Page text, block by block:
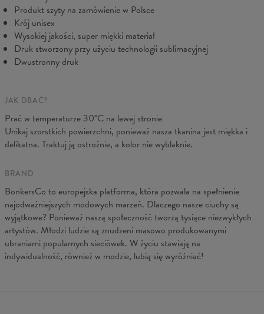
Mierzone na płasko
CM XS S M L XL
XXL
A - Długość
102 104 106 108
C - Szerokość bioder
Produkt szyty na zamówienie w Polsce
Krój unisex
Wysokiej jakości, super miękki materiał
Druk stworzony przy użyciu technologii sublimacyjnej
Dwustronny druk
JAK DBAĆ?
Prać w temperaturze 30°C na lewej stronie
Unikaj szorstkich powierzchni, ponieważ nasza tkanina jest miękka i
delikatna. Traktuj ją ostrożnie, a kolor nie wyblaknie.
BRAND
BonkersCo to europejska platforma, która pozwala na spełnienie
najodważniejszych modowych marzeń. Dlaczego nasze ciuchy są
wyjątkowe? Ponieważ naszą społeczność tworzą tysiące niezwykłych
artystów. Młodzi ludzie są znudzeni masowo produkowanymi
ubraniami popularnych sieciówek. W życiu stawiają na
indywidualność, również w modzie, lubią się wyróżniać!